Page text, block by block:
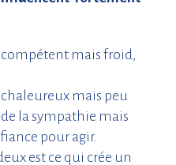
mais froid,
mais peu
la sympathie mais
pour agir.
est ce qui crée un